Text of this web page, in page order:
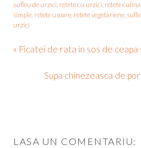
sufleu de urzici retete cu urzici retete
simple retete usoare retete vegetariene
urzici
« Ficatei de rata in sos de ceapa
Supa chinezeasca de
LASA UN COMENTARIU: